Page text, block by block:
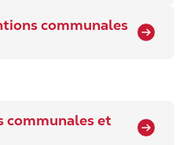
communales
communales et